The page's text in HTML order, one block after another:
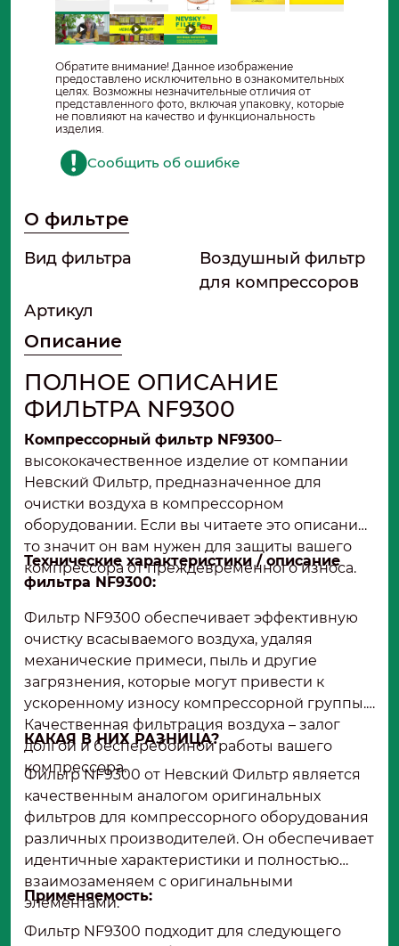
Обратите внимание! Данное изображение
предоставлено исключительно в ознакомительных
целях. Возможны незначительные отличия от
представленного фото, включая упаковку, которые
не повлияют на качество и функциональность
изделия.
Сообщить об ошибке
О фильтре
Вид фильтра
Воздушный фильтр
для компрессоров
Артикул
Описание
ПОЛНОЕ ОПИСАНИЕ
ФИЛЬТРА NF9300
Компрессорный фильтр NF9300–
высококачественное изделие от компании
Невский Фильтр, предназначенное для
очистки воздуха в компрессорном
оборудовании. Если вы читаете это описание,
то значит он вам нужен для защиты вашего
компрессора от преждевременного износа.
Технические характеристики / описание
фильтра NF9300:
Фильтр NF9300 обеспечивает эффективную
очистку всасываемого воздуха, удаляя
механические примеси, пыль и другие
загрязнения, которые могут привести к
ускоренному износу компрессорной группы.
Качественная фильтрация воздуха – залог
долгой и бесперебойной работы вашего
компрессора.
КАКАЯ В НИХ РАЗНИЦА?
Фильтр NF9300 от Невский Фильтр является
качественным аналогом оригинальных
фильтров для компрессорного оборудования
различных производителей. Он обеспечивает
идентичные характеристики и полностью
взаимозаменяем с оригинальными
элементами.
Применяемость:
Фильтр NF9300 подходит для следующего